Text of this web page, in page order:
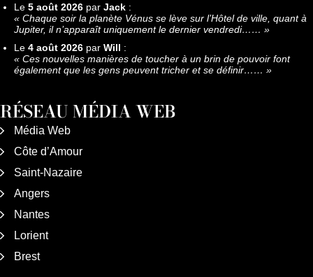
Le 5 août 2026 par Jack :
« Chaque soir la planète Vénus se lève sur l’Hôtel de ville, quant à
Jupiter, il n’apparaît uniquement le dernier vendredi…… »
Le 4 août 2026 par Will :
« Ces nouvelles manières de toucher à un brin de pouvoir font
également que les gens peuvent tricher et se définir…… »
RÉSEAU MÉDIA WEB
Média Web
Côte d’Amour
Saint-Nazaire
Angers
Nantes
Lorient
Brest